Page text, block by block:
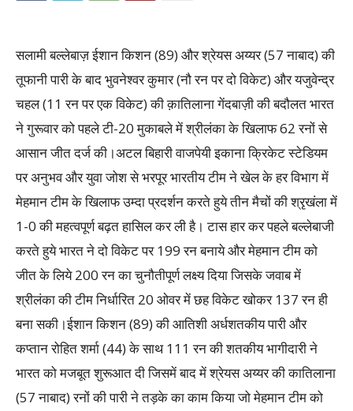
सलामी बल्लेबाज़ ईशान किशन (89) और श्रेयस अय्यर (57 नाबाद) की
तूफानी पारी के बाद भुवनेश्वर कुमार (नौ रन पर दो विकेट) और यजुवेन्द्र
चहल (11 रन पर एक विकेट) की क़ातिलाना गेंदबाज़ी की बदौलत भारत
ने गुरूवार को पहले टी-20 मुकाबले में श्रीलंका के खिलाफ 62 रनों से
आसान जीत दर्ज की।अटल बिहारी वाजपेयी इकाना क्रिकेट स्टेडियम
पर अनुभव और युवा जोश से भरपूर भारतीय टीम ने खेल के हर विभाग में
मेहमान टीम के खिलाफ उम्दा प्रदर्शन करते हुये तीन मैचों की श्रृखंला में
1-0 की महत्वपूर्ण बढ़त हासिल कर ली है। टास हार कर पहले बल्लेबाजी
करते हुये भारत ने दो विकेट पर 199 रन बनाये और मेहमान टीम को
जीत के लिये 200 रन का चुनौतीपूर्ण लक्ष्य दिया जिसके जवाब में
श्रीलंका की टीम निर्धारित 20 ओवर में छह विकेट खोकर 137 रन ही
बना सकी।ईशान किशन (89) की आतिशी अर्धशतकीय पारी और
कप्तान रोहित शर्मा (44) के साथ 111 रन की शतकीय भागीदारी ने
भारत को मजबूत शुरूआत दी जिसमें बाद में श्रेयस अय्यर की कातिलाना
(57 नाबाद) रनों की पारी ने तड़के का काम किया जो मेहमान टीम को